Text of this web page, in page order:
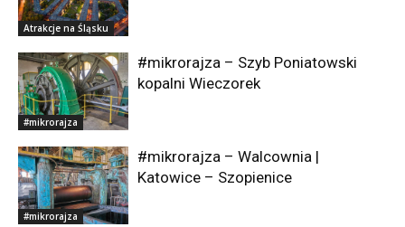
Atrakcje na Śląsku
#mikrorajza
#mikrorajza – Szyb Poniatowski
kopalni Wieczorek
#mikrorajza
#mikrorajza – Walcownia |
Katowice – Szopienice